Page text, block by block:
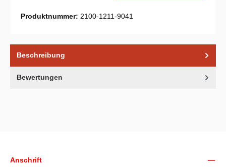
Produktnummer: 2100-1211-9041
Beschreibung
Bewertungen
Anschrift